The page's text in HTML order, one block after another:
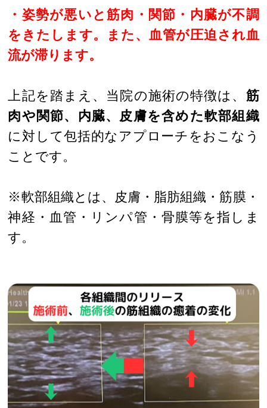
・姿勢が悪いと筋肉・関節・内臓が不調
をきたします。また、血管が圧迫され血
流が滞ります。
上記を踏まえ、当院の施術の特徴は、 筋
肉や関節、内臓、皮膚を含めた軟部組織
に対して包括的なアプローチをおこなう
ことです。
※軟部組織とは、皮膚・脂肪組織・筋膜・
神経・血管・リンパ管・骨膜等を指しま
す。